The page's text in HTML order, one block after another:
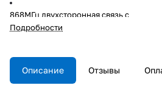
868МГц двухсторонная связь с
TRI-X технологией;
дальность до 1000м;
Подробности
Описание Отзывы